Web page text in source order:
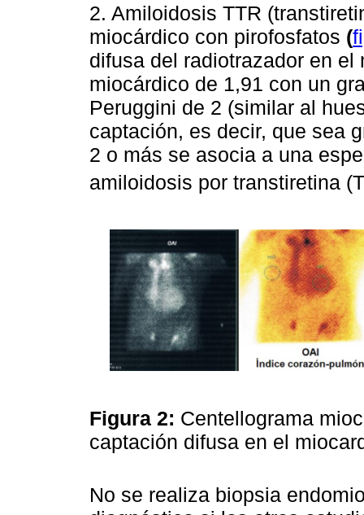
2. Amiloidosis TTR
miocárdico con pirofosfatos (
difusa del radiotrazador en
miocárdico de 1,91 con un
Peruggini de 2 (similar al
captación, es decir, que sea
2 o más se asocia a una
amiloidosis por transtiretina
Figura 2: Centellograma
captación difusa en el
No se realiza biopsia